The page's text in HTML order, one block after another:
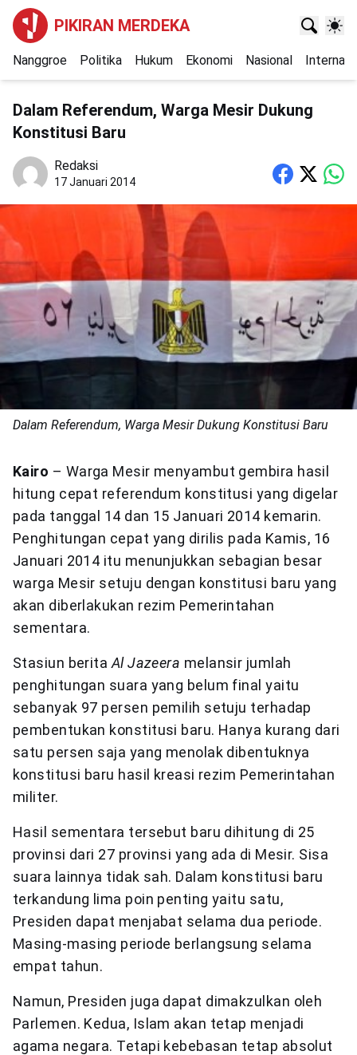
PIKIRAN MERDEKA
Nanggroe Politika Hukum Ekonomi Nasional
Dalam Referendum, Warga Mesir Dukung
Konstitusi Baru
Redaksi
17 Januari 2014
Dalam Referendum, Warga Mesir Dukung Konstitusi Baru
Kairo – Warga Mesir menyambut gembira hasil
hitung cepat referendum konstitusi yang digelar
pada tanggal 14 dan 15 Januari 2014 kemarin.
Penghitungan cepat yang dirilis pada Kamis, 16
Januari 2014 itu menunjukkan sebagian besar
warga Mesir setuju dengan konstitusi baru yang
akan diberlakukan rezim Pemerintahan
sementara.
Stasiun berita Al Jazeera melansir jumlah
penghitungan suara yang belum final yaitu
sebanyak 97 persen pemilih setuju terhadap
pembentukan konstitusi baru. Hanya kurang dari
satu persen saja yang menolak dibentuknya
konstitusi baru hasil kreasi rezim Pemerintahan
militer.
Hasil sementara tersebut baru dihitung di 25
provinsi dari 27 provinsi yang ada di Mesir. Sisa
suara lainnya tidak sah. Dalam konstitusi baru
terkandung lima poin penting yaitu satu,
Presiden dapat menjabat selama dua periode.
Masing-masing periode berlangsung selama
empat tahun.
Namun, Presiden juga dapat dimakzulkan oleh
Parlemen. Kedua, Islam akan tetap menjadi
agama negara. Tetapi kebebasan tetap absolut